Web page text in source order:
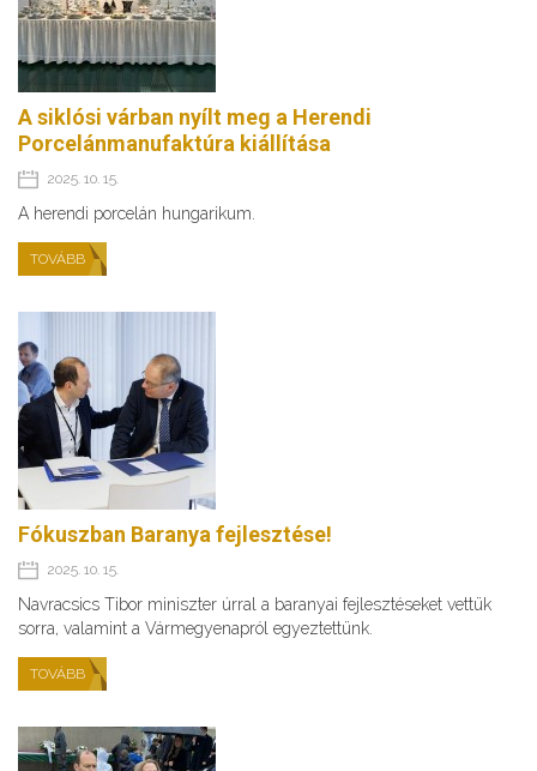
A siklósi várban nyílt meg a Herendi
Porcelánmanufaktúra kiállítása
2025. 10. 15.
A herendi porcelán hungarikum.
TOVÁBB
Fókuszban Baranya fejlesztése!
2025. 10. 15.
Navracsics Tibor miniszter úrral a baranyai fejlesztéseket vettük
sorra, valamint a Vármegyenapról egyeztettünk.
TOVÁBB